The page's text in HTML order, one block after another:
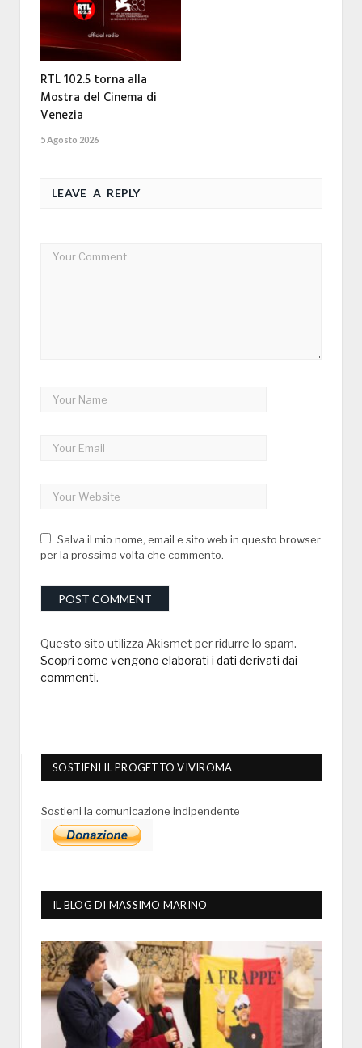
RTL 102.5 torna alla
Mostra del Cinema di
Venezia
5 Agosto 2026
LEAVE A REPLY
Salva il mio nome, email e sito web in questo browser
per la prossima volta che commento.
Questo sito utilizza Akismet per ridurre lo spam.
Scopri come vengono elaborati i dati derivati dai
commenti.
SOSTIENI IL PROGETTO VIVIROMA
Sostieni la comunicazione indipendente
IL BLOG DI MASSIMO MARINO